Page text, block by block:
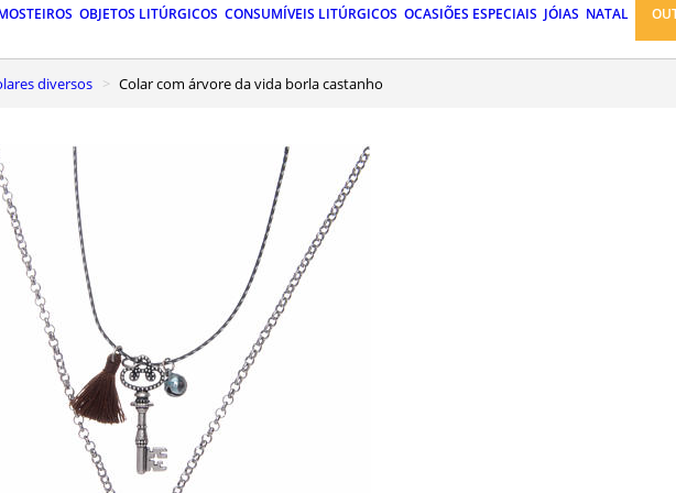
OBJETOS LITÚRGICOS CONSUMÍVEIS LITÚRGICOS OCASIÕES ESPECIAIS JÓIAS NATAL
diversos Colar com árvore da vida borla castanho